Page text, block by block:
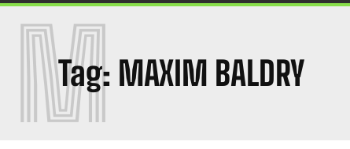
Tag: MAXIM BALDRY
M